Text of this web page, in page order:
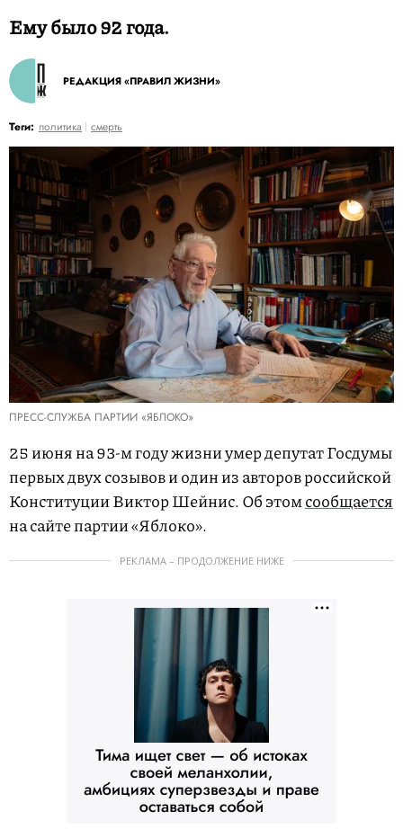
Ему было 92 года.
РЕДАКЦИЯ «ПРАВИЛ ЖИЗНИ»
Теги: политика смерть
ПРЕСС-СЛУЖБА ПАРТИИ «ЯБЛОКО»
25 июня на 93-м году жизни умер депутат Госдумы
первых двух созывов и один из авторов российской
Конституции Виктор Шейнис. Об этомсообщается
на сайте партии «Яблоко».
РЕКЛАМА – ПРОДОЛЖЕНИЕ НИЖЕ